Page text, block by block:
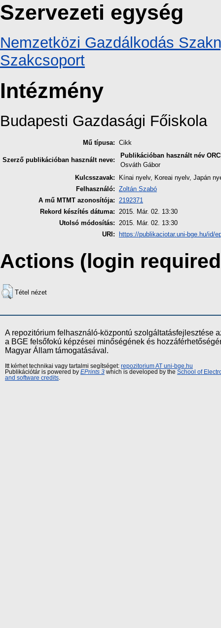
Szervezeti egység
Nemzetközi Gazdálkodás
Szakcsoport
Intézmény
Budapesti Gazdasági Főiskola
Mű típusa: Cikk
Szerző publikációban használt neve:
Publikációban használt név
Osváth Gábor
Kulcsszavak:
Kínai nyelv, Koreai nyelv, Japán
Felhasználó: Zoltán Szabó
A mű MTMT azonosítója: 2192371
Rekord készítés dátuma: 2015. Már. 02. 13:30
Utolsó módosítás: 2015. Már. 02. 13:30
URI:
https://publikaciotar.uni-bge.hu/id/
Actions (login
Tétel nézet
A repozitórium felhasználó-központú szolgáltatásfejlesztése
a BGE felsőfokú képzései minőségének és
Magyar Állam támogatásával.
Itt kérhet technikai vagy tartalmi segítséget: repozitorium AT uni-bge.hu
Publikációtár is powered by EPrints 3 which is developed by the School of
and software credits